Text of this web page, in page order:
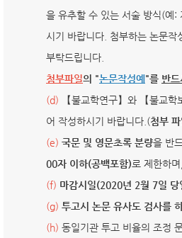
을 유추할 수 있는 서술 방식(예
시기 바랍니다. 첨부하는 논문작
부탁드립니다.
첨부파일의 "논문작성예 "를 반
(d)
【불교학연구】와 【불교
어 작성하시기 바랍니다.(첨부
(e) 국문 및 영문초록 분량을 반
00자 이하(공백포함)로 제한하
(f) 마감시일(2020년 2월 7일
(g) 투고시 논문 유사도 검사를
(h) 동일기관 투고 비율의 조정